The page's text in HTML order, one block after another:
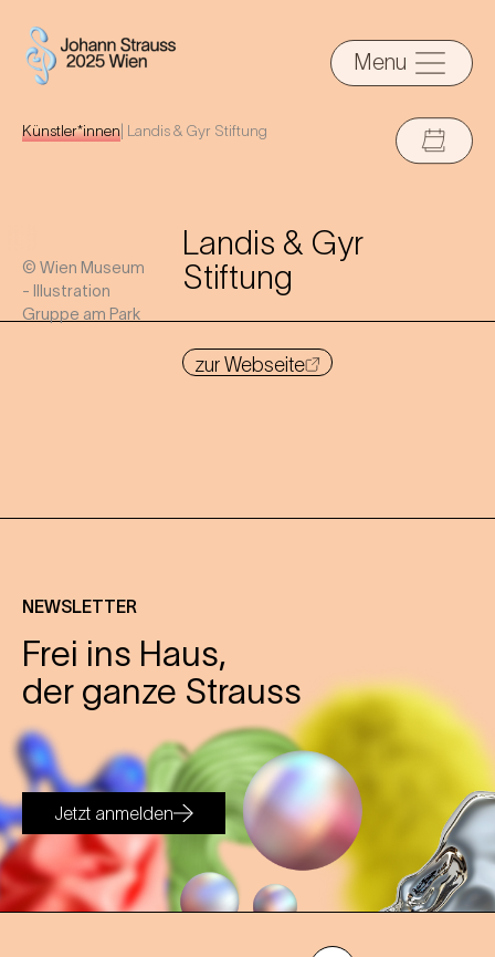
Menu
Künstler*innen Landis & Gyr Stiftung
© Wien Museum
- Illustration
Gruppe am Park
Landis & Gyr
Stiftung
zur Webseite
NEWSLETTER
Frei ins Haus,
der ganze Strauss
Jetzt anmelden